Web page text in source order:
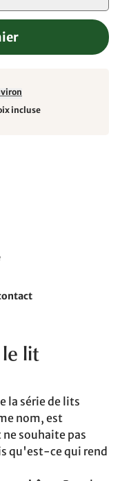
incluse
le lit
la série de lits
nom, est
souhaite pas
qu'est-ce qui rend